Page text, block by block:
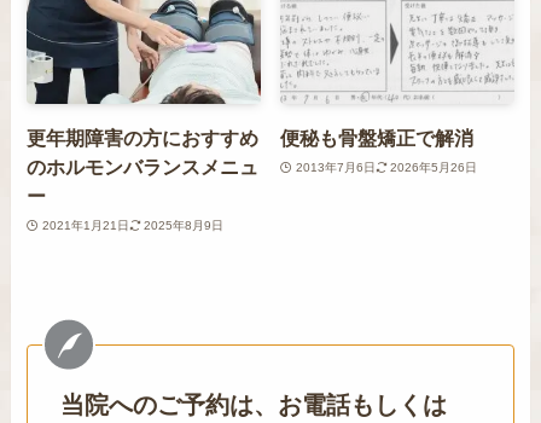
更年期障害の方におすすめ
のホルモンバランスメニュ
ー
2021年1月21日 2025年8月9日
便秘も骨盤矯正で解消
2013年7月6日 2026年5月26日
当院へのご予約は、お電話もしくは